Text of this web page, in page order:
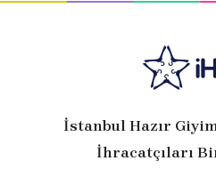
İstanbul Hazır
İhracatçıları